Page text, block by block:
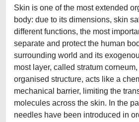
Skin is one of the most extended
body: due to its dimensions, skin
different functions, the most
separate and protect the human
surrounding world and its
most layer, called stratum corneum,
organised structure, acts like a
mechanical barrier, limiting the
molecules across the skin. In the
needles have been introduced in